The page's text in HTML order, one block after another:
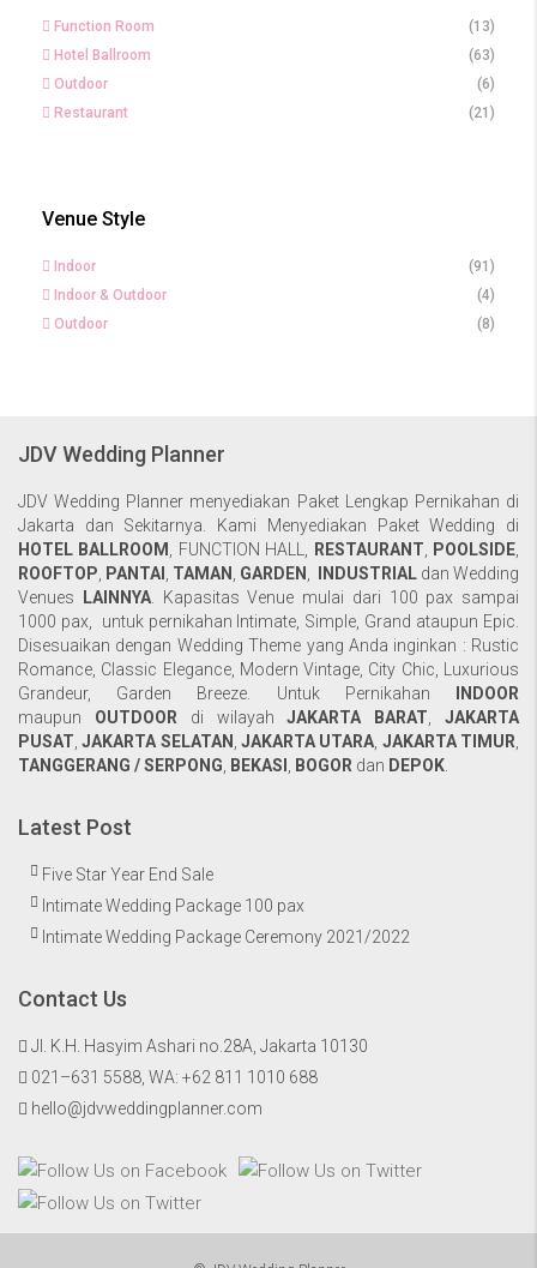
Function Room
(13)
Hotel Ballroom
(63)
Outdoor
(6)
Restaurant
(21)
Venue Style
Indoor
(91)
Indoor & Outdoor
(4)
Outdoor
(8)
JDV Wedding Planner
JDV Wedding Planner menyediakan Paket Lengkap Pernikahan di
Jakarta dan Sekitarnya. Kami Menyediakan Paket Wedding di
HOTEL BALLROOM
FUNCTION HALL RESTAURANT POOLSIDE
ROOFTOP
PANTAI TAMAN GARDEN INDUSTRIAL dan Wedding
Venues
LAINNYA. Kapasitas Venue mulai dari 100 pax sampai
1000 pax, untuk pernikahan Intimate, Simple, Grand ataupun Epic.
Disesuaikan dengan Wedding Theme yang Anda inginkan : Rustic
Romance, Classic Elegance, Modern Vintage, City Chic, Luxurious
Grandeur, Garden Breeze. Untuk Pernikahan
INDOOR
maupun OUTDOOR di wilayahJAKARTA BARAT ,JAKARTA
PUSAT ,JAKARTA SELATAN ,JAKARTA UTARA JAKARTA TIMUR
TANGGERANG / SERPONG
BEKASI BOGOR dan DEPOK
Latest Post
Five Star Year End Sale
Intimate Wedding Package 100 pax
Intimate Wedding Package Ceremony 2021/2022
Contact Us
Jl. K.H. Hasyim Ashari no.28A, Jakarta 10130
021–631 5588, WA: +62 811 1010 688
hello@jdvweddingplanner.com